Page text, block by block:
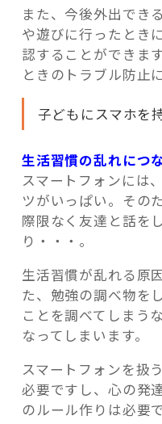
また、今後外出でき
や遊びに行ったとき
認することができま
ときのトラブル防止
子どもにスマホを
生活習慣の乱れにつ
スマートフォンには
ツがいっぱい。その
際限なく友達と話を
り・・・。
生活習慣が乱れる原
た、勉強の調べ物を
ことを調べてしまう
なってしまいます。
スマートフォンを扱
必要ですし、心の発
のルール作りは必要で